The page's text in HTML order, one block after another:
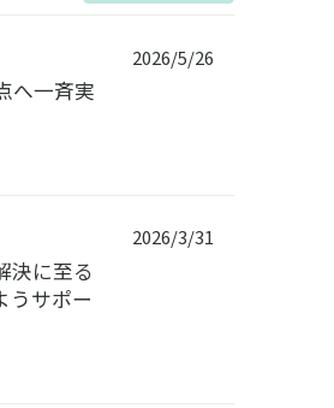
へ一斉実
2026/5/26
決に至る
うサポー
2026/3/31